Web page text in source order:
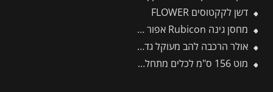
דשן לקקטוסים FLOWER
מחסן גינה Rubicon אפור כהה 1.9X3 מבית פלרם – קנופיה
אולר הרכבה להב מעוקל גדול (סכין) לחיתוך ענפים עבים
מוט 156 ס"מ לכלים מתחלפים פיסקארס